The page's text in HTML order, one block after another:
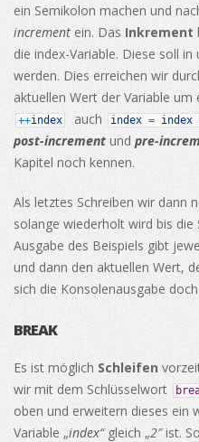
ein Semikolon machen und
increment ein. Das Inkrement
die index-Variable. Diese soll
werden. Dies erreichen wir
aktuellen Wert der Variable
++index auch index = index
post-increment und pre-
Kapitel noch kennen.
Als letztes Schreiben wir dann
solange wiederholt wird bis
Ausgabe des Beispiels gibt
und dann den aktuellen Wert,
sich die Konsolenausgabe
BREAK
Es ist möglich Schleifen
wir mit dem Schlüsselwort
oben und erweitern dieses ein
Variable „index“gleich „2″ist.